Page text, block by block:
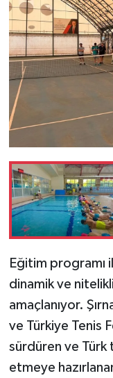
Eğitim programı
dinamik ve
amaçlanıyor.
ve Türkiye Tenis
sürdüren ve Türk
etmeye